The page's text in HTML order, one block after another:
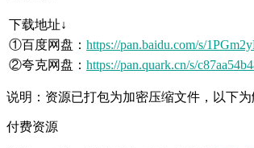
下载地址↓
①百度网盘： https://pan.baidu.com/s/
②夸克网盘： https://pan.quark.cn/s/
说明：资源已打包为加密压缩文件，以下
付费资源